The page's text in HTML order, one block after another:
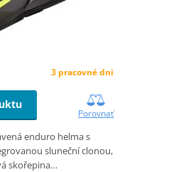
3 pracovné dni
Porovnať
enduro helma s
sluneční clonou,
skořepina…